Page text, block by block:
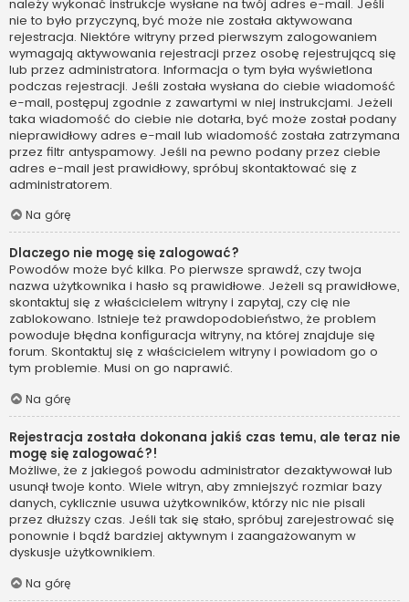
należy wykonać instrukcje wysłane na twój adres e-mail. Jeśli
nie to było przyczyną, być może nie została aktywowana
rejestracja. Niektóre witryny przed pierwszym zalogowaniem
wymagają aktywowania rejestracji przez osobę rejestrującą się
lub przez administratora. Informacja o tym była wyświetlona
podczas rejestracji. Jeśli została wysłana do ciebie wiadomość
e-mail, postępuj zgodnie z zawartymi w niej instrukcjami. Jeżeli
taka wiadomość do ciebie nie dotarła, być może został podany
nieprawidłowy adres e-mail lub wiadomość została zatrzymana
przez filtr antyspamowy. Jeśli na pewno podany przez ciebie
adres e-mail jest prawidłowy, spróbuj skontaktować się z
administratorem.
Na górę
Dlaczego nie mogę się zalogować?
Powodów może być kilka. Po pierwsze sprawdź, czy twoja
nazwa użytkownika i hasło są prawidłowe. Jeżeli są prawidłowe,
skontaktuj się z właścicielem witryny i zapytaj, czy cię nie
zablokowano. Istnieje też prawdopodobieństwo, że problem
powoduje błędna konfiguracja witryny, na której znajduje się
forum. Skontaktuj się z właścicielem witryny i powiadom go o
tym problemie. Musi on go naprawić.
Na górę
Rejestracja została dokonana jakiś czas temu, ale teraz nie
mogę się zalogować?!
Możliwe, że z jakiegoś powodu administrator dezaktywował lub
usunął twoje konto. Wiele witryn, aby zmniejszyć rozmiar bazy
danych, cyklicznie usuwa użytkowników, którzy nic nie pisali
przez dłuższy czas. Jeśli tak się stało, spróbuj zarejestrować się
ponownie i bądź bardziej aktywnym i zaangażowanym w
dyskusje użytkownikiem.
Na górę